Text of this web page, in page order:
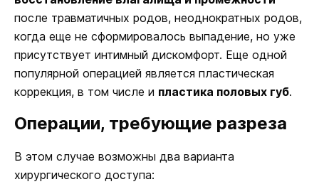
после травматичных родов, неоднократных родов,
когда еще не сформировалось выпадение, но уже
присутствует интимный дискомфорт. Еще одной
популярной операцией является пластическая
коррекция, в том числе и пластика половых губ.
Операции, требующие разреза
В этом случае возможны два варианта
хирургического доступа: